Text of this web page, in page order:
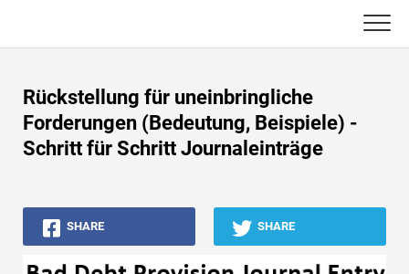
content
Buchhaltungs-Tutorials
Asset Management-Tutorials
Excel, VBA & Power BI
Investment Banking Tutorials
Rückstellung für uneinbringliche
Forderungen (Bedeutung, Beispiele) -
Schritt für Schritt Journaleinträge
SHARE SHARE